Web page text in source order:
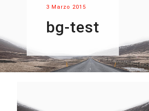
3 Marzo 2015
bg-test